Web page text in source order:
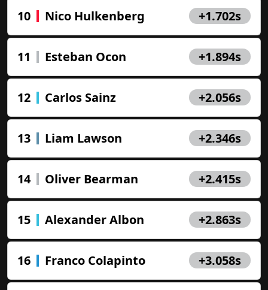
10 Nico Hulkenberg +1.702s
11 Esteban Ocon +1.894s
12 Carlos Sainz +2.056s
13 Liam Lawson +2.346s
14 Oliver Bearman +2.415s
15 Alexander Albon +2.863s
16 Franco Colapinto +3.058s